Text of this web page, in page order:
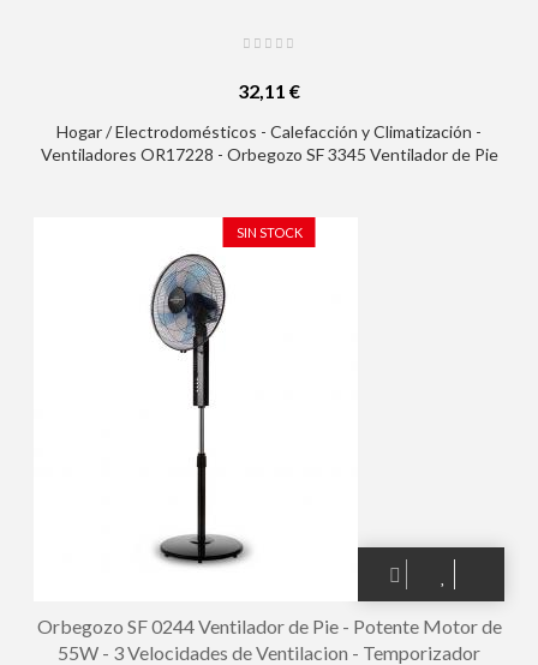
32,11 €
Hogar / Electrodomésticos - Calefacción y Climatización -
Ventiladores OR17228 - Orbegozo SF 3345 Ventilador de Pie
SIN STOCK
Orbegozo SF 0244 Ventilador de Pie - Potente Motor de
55W - 3 Velocidades de Ventilacion - Temporizador